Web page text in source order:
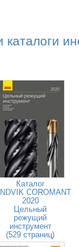
каталоги
Каталог
COROMANT
2020
Цельный
режущий
инструмент
(529 страниц)